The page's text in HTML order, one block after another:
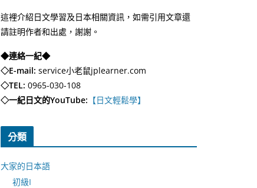
這裡介紹日文學習及日本相關資訊，如需引用文章還
請註明作者和出處，謝謝。
◆連絡一紀◆
◇E-mail: service小老鼠jplearner.com
◇TEL: 0965-030-108
◇一紀日文的YouTube: 【日文輕鬆學】
分類
大家的日本語
初級I